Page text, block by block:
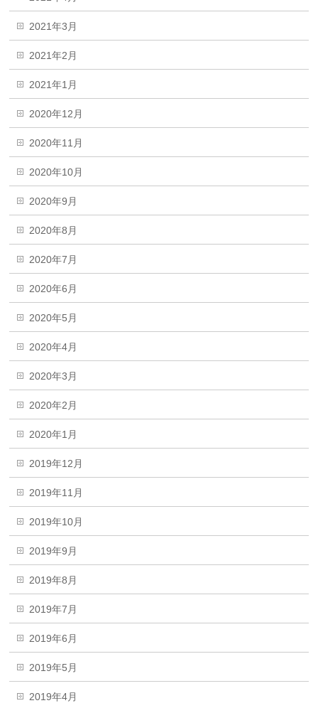
2021年3月
2021年2月
2021年1月
2020年12月
2020年11月
2020年10月
2020年9月
2020年8月
2020年7月
2020年6月
2020年5月
2020年4月
2020年3月
2020年2月
2020年1月
2019年12月
2019年11月
2019年10月
2019年9月
2019年8月
2019年7月
2019年6月
2019年5月
2019年4月